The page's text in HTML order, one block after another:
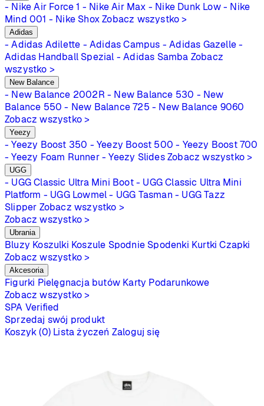
- Nike Air Force 1 - Nike Air Max - Nike Dunk Low - Nike
Mind 001 - Nike Shox Zobacz wszystko >
Adidas
- Adidas Adilette - Adidas Campus - Adidas Gazelle -
Adidas Handball Spezial - Adidas Samba Zobacz
wszystko >
New Balance
- New Balance 2002R - New Balance 530 - New
Balance 550 - New Balance 725 - New Balance 9060
Zobacz wszystko >
Yeezy
- Yeezy Boost 350 - Yeezy Boost 500 - Yeezy Boost 700
- Yeezy Foam Runner - Yeezy Slides Zobacz wszystko >
UGG
- UGG Classic Ultra Mini Boot - UGG Classic Ultra Mini
Platform - UGG Lowmel - UGG Tasman - UGG Tazz
Slipper Zobacz wszystko >
Zobacz wszystko >
Ubrania
Bluzy Koszulki Koszule Spodnie Spodenki Kurtki Czapki
Zobacz wszystko >
Akcesoria
Figurki Pielęgnacja butów Karty Podarunkowe
Zobacz wszystko >
SPA Verified
Sprzedaj swój produkt
Koszyk (0) Lista życzeń Zaloguj się